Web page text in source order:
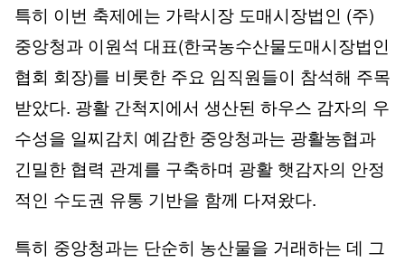
특히 이번 축제에는 가락시장 도매시장법인 (주)
중앙청과 이원석 대표(한국농수산물도매시장법인
협회 회장)를 비롯한 주요 임직원들이 참석해 주목
받았다. 광활 간척지에서 생산된 하우스 감자의 우
수성을 일찌감치 예감한 중앙청과는 광활농협과
긴밀한 협력 관계를 구축하며 광활 햇감자의 안정
적인 수도권 유통 기반을 함께 다져왔다.
특히 중앙청과는 단순히 농산물을 거래하는 데 그